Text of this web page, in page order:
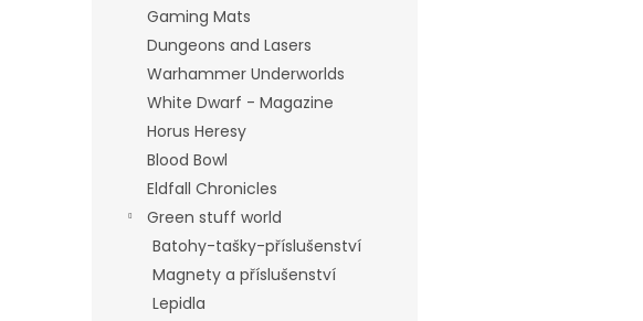
Gaming Mats
Dungeons and Lasers
Warhammer Underworlds
White Dwarf - Magazine
Horus Heresy
Blood Bowl
Eldfall Chronicles
Green stuff world
Batohy-tašky-příslušenství
Magnety a příslušenství
Lepidla